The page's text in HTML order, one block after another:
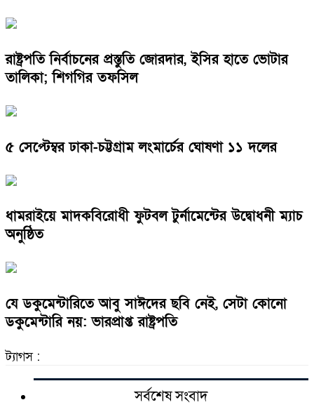
রাষ্ট্রপতি নির্বাচনের প্রস্তুতি জোরদার, ইসির হাতে ভোটার
তালিকা; শিগগির তফসিল
৫ সেপ্টেম্বর ঢাকা-চট্টগ্রাম লংমার্চের ঘোষণা ১১ দলের
ধামরাইয়ে মাদকবিরোধী ফুটবল টুর্নামেন্টের উদ্বোধনী ম্যাচ
অনুষ্ঠিত
যে ডকুমেন্টারিতে আবু সাঈদের ছবি নেই, সেটা কোনো
ডকুমেন্টারি নয়: ভারপ্রাপ্ত রাষ্ট্রপতি
ট্যাগস :
সর্বশেষ সংবাদ